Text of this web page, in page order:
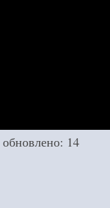
обновлено: 14